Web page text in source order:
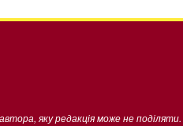
яку редакція може не поділяти.